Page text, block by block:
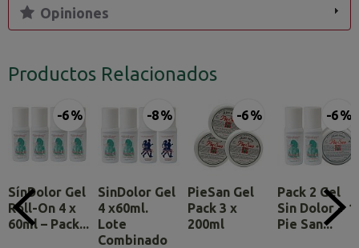
Opiniones
Productos Relacionados
-6 %
SínDolor Gel
Roll-On 4 x
60ml – Pack...
-8 %
SinDolor Gel
4 x60ml.
Lote
Combinado
-6 %
PieSan Gel
Pack 3 x
200ml
-6 %
Pack 2 Gel
Sin Dolor + 1
Pie San...